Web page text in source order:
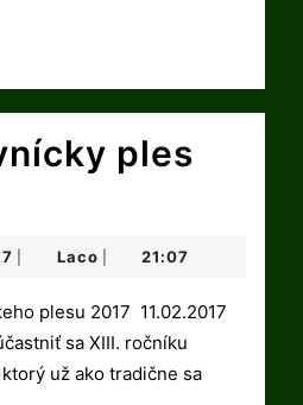
ples
11.
LacoLaco 21:07
sa XIII. ročníku
už ako tradične sa